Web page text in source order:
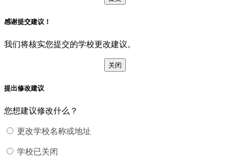
感谢提交建议！
我们将核实您提交的学校更改建议。
关闭
提出修改建议
您想建议修改什么？
更改学校名称或地址
学校已关闭